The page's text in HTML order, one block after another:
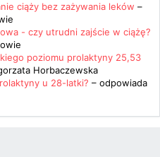
ciąży bez zażywania leków –
- czy utrudni zajście w ciążę?
poziomu prolaktyny 25,53
Horbaczewska
u 28-latki? – odpowiada